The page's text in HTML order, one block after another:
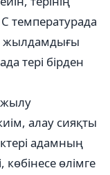
температурада
жылдамдығы
тері бірден
алау сияқты
адамның
көбінесе өлімге